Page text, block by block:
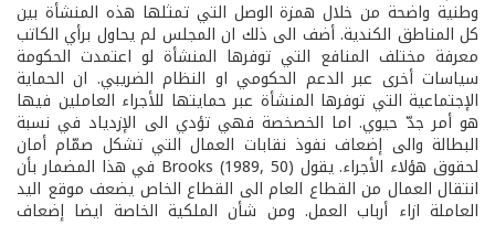
وطنية واضحة من خلال همزة الوصل التي تمثلها هذه المنشأة بين
كل المناطق الكندية. أضف الى ذلك ان المجلس لم يحاول برأي الكاتب
معرفة مختلف المنافع التي توفرها المنشأة لو اعتمدت الحكومة
سياسات أخرى عبر الدعم الحكومي او النظام الضريبي. ان الحماية
الإجتماعية التي توفرها المنشأة عبر حمايتها للأجراء العاملين فيها
هو أمر جدّ حيوي. اما الخصخصة فهي تؤدي الى الإزدياد في نسبة
البطالة والى إضعاف نفوذ نقابات العمال التي تشكل صمّام أمان
لحقوق هؤلاء الأجراء. يقول Brooks (1989, 50) في هذا المضمار بأن
انتقال العمال من القطاع العام الى القطاع الخاص يضعف موقع اليد
العاملة ازاء أرباب العمل. ومن شأن الملكية الخاصة ايضا إضعاف